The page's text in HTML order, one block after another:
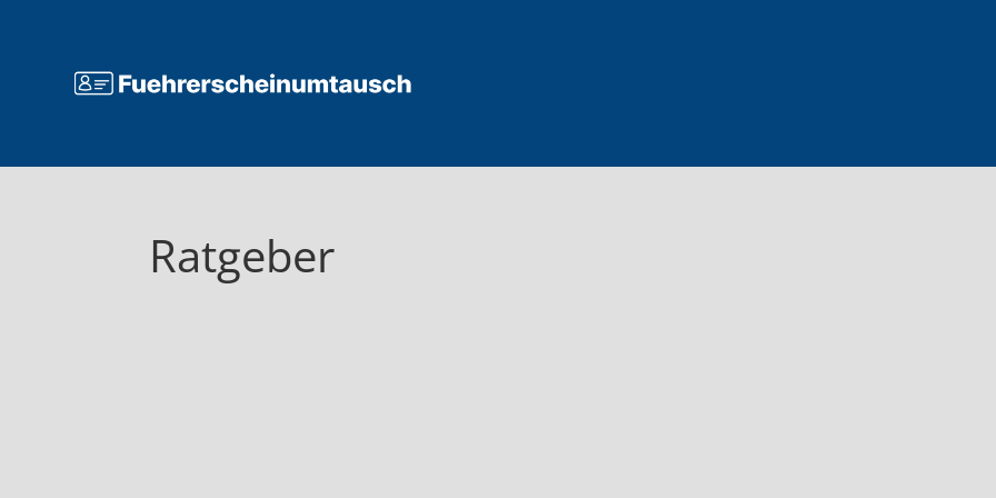
Ratgeber